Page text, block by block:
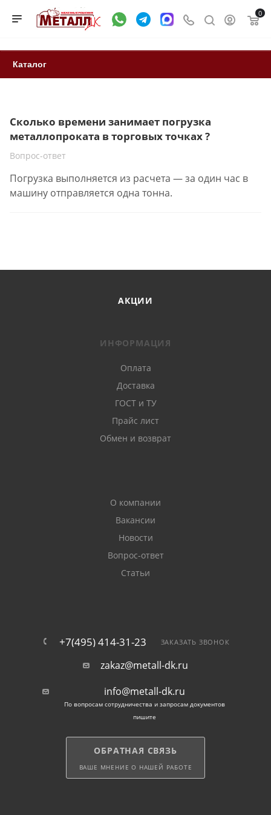
0
Каталог
Сколько времени занимает погрузка
металлопроката в торговых точках ?
Вопрос-ответ
Погрузка выполняется из расчета — за один час в
машину отправляется одна тонна.
АКЦИИ
ИНФОРМАЦИЯ
Оплата
Доставка
ГОСТ и ТУ
Прайс лист
Обмен и возврат
О компании
Вакансии
Новости
Вопрос-ответ
Статьи
+7(495) 414-31-23 ЗАКАЗАТЬ ЗВОНОК
zakaz@metall-dk.ru
info@metall-dk.ru
По вопросам сотрудничества и запросам документов
пишите
ОБРАТНАЯ СВЯЗЬ
ВАШЕ МНЕНИЕ О НАШЕЙ РАБОТЕ